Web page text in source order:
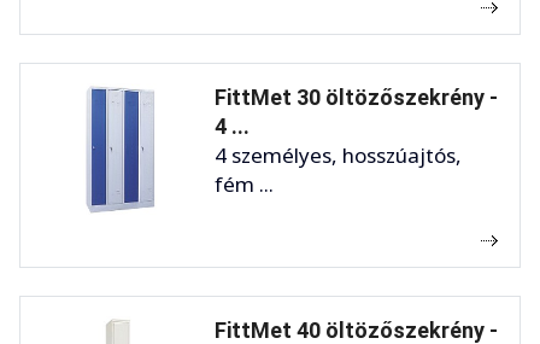
FittMet 30 öltözőszekrény -
4 ...
4 személyes, hosszúajtós,
fém ...
FittMet 40 öltözőszekrény -